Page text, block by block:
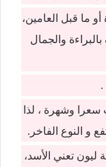
ما قبل العامين،
والجمال
.
سعرا وشهرة ، لذا
و النوع الفاخر.
تعني الأسد،